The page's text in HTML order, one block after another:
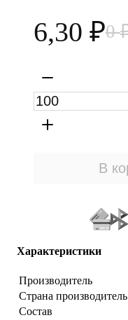
6,30 ₽0
Характеристики
Производитель
Страна производитель
Состав